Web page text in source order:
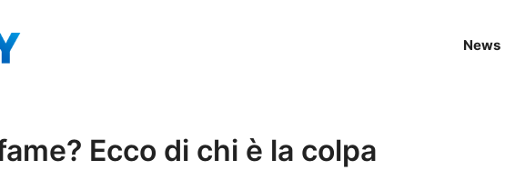
News
Ecco di chi è la colpa